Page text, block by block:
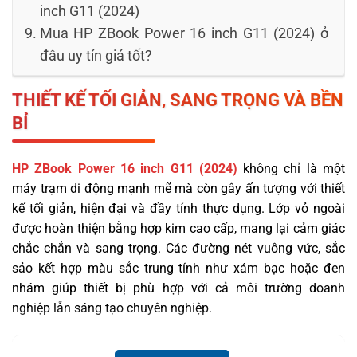
inch G11 (2024)
Mua HP ZBook Power 16 inch G11 (2024) ở
đâu uy tín giá tốt?
THIẾT KẾ TỐI GIẢN, SANG TRỌNG VÀ BỀN
BỈ
HP ZBook Power 16 inch G11 (2024) không chỉ là một
máy trạm di động mạnh mẽ mà còn gây ấn tượng với thiết
kế tối giản, hiện đại và đầy tính thực dụng. Lớp vỏ ngoài
được hoàn thiện bằng hợp kim cao cấp, mang lại cảm giác
chắc chắn và sang trọng. Các đường nét vuông vức, sắc
sảo kết hợp màu sắc trung tính như xám bạc hoặc đen
nhám giúp thiết bị phù hợp với cả môi trường doanh
nghiệp lẫn sáng tạo chuyên nghiệp.